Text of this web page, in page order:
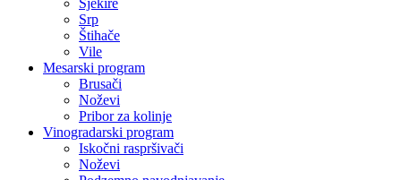
Sjekire
Srp
Štihače
Vile
Mesarski program
Brusači
Noževi
Pribor za kolinje
Vinogradarski program
Iskočni raspršivači
Noževi